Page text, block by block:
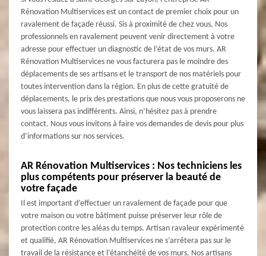
Rénovation Multiservices est un contact de premier choix pour un
ravalement de façade réussi. Sis à proximité de chez vous, Nos
professionnels en ravalement peuvent venir directement à votre
adresse pour effectuer un diagnostic de l’état de vos murs. AR
Rénovation Multiservices ne vous facturera pas le moindre des
déplacements de ses artisans et le transport de nos matériels pour
toutes intervention dans la région. En plus de cette gratuité de
déplacements, le prix des prestations que nous vous proposerons ne
vous laissera pas indifférents. Ainsi, n’hésitez pas à prendre
contact. Nous vous invitons à faire vos demandes de devis pour plus
d’informations sur nos services.
AR Rénovation Multiservices : Nos techniciens les
plus compétents pour préserver la beauté de
votre façade
Il est important d’effectuer un ravalement de façade pour que
votre maison ou votre bâtiment puisse préserver leur rôle de
protection contre les aléas du temps. Artisan ravaleur expérimenté
et qualifié, AR Rénovation Multiservices ne s’arrêtera pas sur le
travail de la résistance et l’étanchéité de vos murs. Nos artisans